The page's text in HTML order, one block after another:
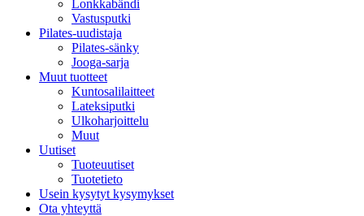
Lonkkabändi
Vastusputki
Pilates-uudistaja
Pilates-sänky
Jooga-sarja
Muut tuotteet
Kuntosalilaitteet
Lateksiputki
Ulkoharjoittelu
Muut
Uutiset
Tuoteuutiset
Tuotetieto
Usein kysytyt kysymykset
Ota yhteyttä